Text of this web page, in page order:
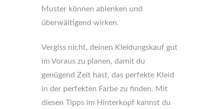
Muster können ablenken und
überwältigend wirken.
Vergiss nicht, deinen Kleidungskauf gut
im Voraus zu planen, damit du
genügend Zeit hast, das perfekte Kleid
in der perfekten Farbe zu finden. Mit
diesen Tipps im Hinterkopf kannst du